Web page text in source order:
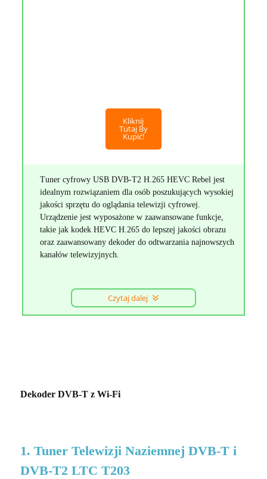
Kliknij
Tutaj By
Kupić!
Tuner cyfrowy USB DVB-T2 H.265 HEVC Rebel jest
idealnym rozwiązaniem dla osób poszukujących wysokiej
jakości sprzętu do oglądania telewizji cyfrowej.
Urządzenie jest wyposażone w zaawansowane funkcje,
takie jak kodek HEVC H.265 do lepszej jakości obrazu
oraz zaawansowany dekoder do odtwarzania najnowszych
kanałów telewizyjnych.
Czytaj dalej
Dekoder DVB-T z Wi-Fi
1. Tuner Telewizji Naziemnej DVB-T i
DVB-T2 LTC T203